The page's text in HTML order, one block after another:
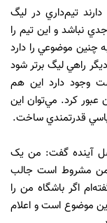
تيم‌داري در ليگ
نباشد و اين تيم را
چنين موضوعي را دارد
راهي ليگ برتر شود
وجود دارد اين هم
عبور کرد. مي‌توان اين
قدرتمندي ساخت.
آينده گفت: من يک
من مشروط است جالب
اگر باشگاه من را
موضوع است و اعلام